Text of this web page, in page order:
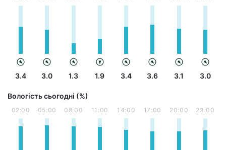
3.4 3.0 1.3 1.9 3.4 3.6 3.1 3.0
Вологість сьогодні (%)
02:00 05:00 08:00 11:00 14:00 17:00 20:00 23:00